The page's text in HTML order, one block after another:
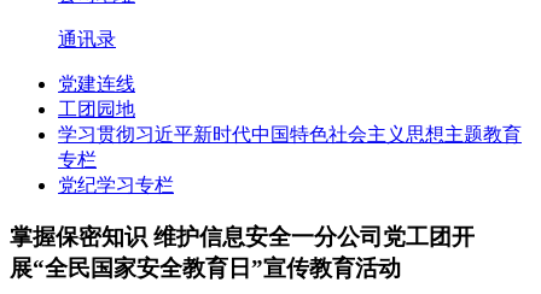
通讯录
党建连线
工团园地
学习贯彻习近平新时代中国特色社会主义思想主题教育
专栏
党纪学习专栏
掌握保密知识 维护信息安全一分公司党工团开
展“全民国家安全教育日”宣传教育活动